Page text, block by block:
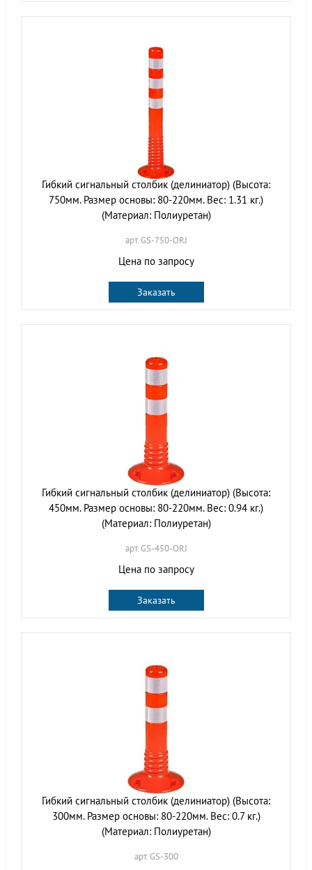
Гибкий сигнальный столбик (делиниатор) (Высота:
750мм. Размер основы: 80-220мм. Вес: 1.31 кг.)
(Материал: Полиуретан)
арт. GS-750-ORJ
Цена по запросу
Заказать
Гибкий сигнальный столбик (делиниатор) (Высота:
450мм. Размер основы: 80-220мм. Вес: 0.94 кг.)
(Материал: Полиуретан)
арт. GS-450-ORJ
Цена по запросу
Заказать
Гибкий сигнальный столбик (делиниатор) (Высота:
300мм. Размер основы: 80-220мм. Вес: 0.7 кг.)
(Материал: Полиуретан)
арт. GS-300